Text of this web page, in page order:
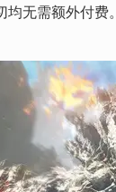
无需额外付费